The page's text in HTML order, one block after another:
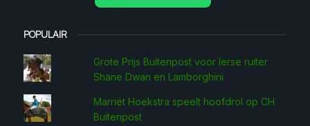
POPULAIR
Grote Prijs Buitenpost voor Ierse ruiter
Shane Dwan en Lamborghini
Marriët Hoekstra speelt hoofdrol op CH
Buitenpost